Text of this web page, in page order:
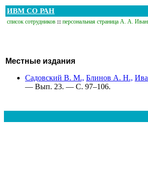
ИВМ СО РАН
список сотрудников :: персональная страница А. А.
Местные издания
Садовский В. М., Блинов А. Н.,
— Вып. 23. — С. 97–106.